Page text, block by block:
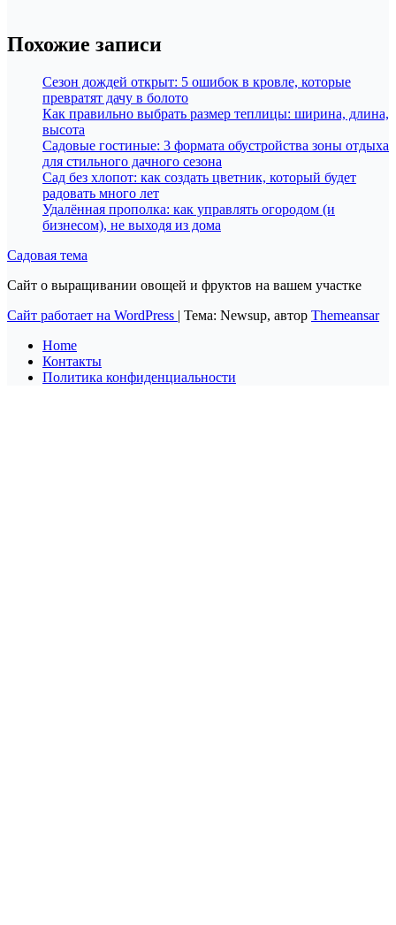
Похожие записи
Сезон дождей открыт: 5 ошибок в кровле, которые
превратят дачу в болото
Как правильно выбрать размер теплицы: ширина, длина,
высота
Садовые гостиные: 3 формата обустройства зоны отдыха
для стильного дачного сезона
Сад без хлопот: как создать цветник, который будет
радовать много лет
Удалённая прополка: как управлять огородом (и
бизнесом), не выходя из дома
Садовая тема
Сайт о выращивании овощей и фруктов на вашем участке
Сайт работает на WordPress | Тема: Newsup, автор Themeansar
Home
Контакты
Политика конфиденциальности